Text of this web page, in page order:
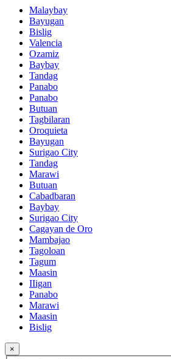
Malaybay
Bayugan
Bislig
Valencia
Ozamiz
Baybay
Tandag
Panabo
Panabo
Butuan
Tagbilaran
Oroquieta
Bayugan
Surigao City
Tandag
Marawi
Butuan
Cabadbaran
Baybay
Surigao City
Cagayan de Oro
Mambajao
Tagoloan
Tagum
Maasin
IIigan
Panabo
Marawi
Maasin
Bislig
×